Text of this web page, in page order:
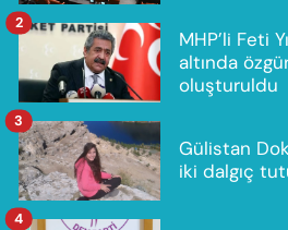
MHP’li Feti
altında
oluşturuldu
2
Gülistan
iki dalgıç
3
4